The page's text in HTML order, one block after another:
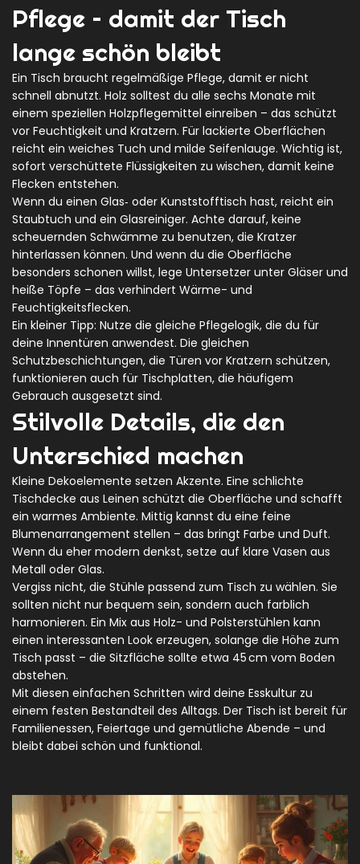
Pflege – damit der Tisch
lange schön bleibt
Ein Tisch braucht regelmäßige Pflege, damit er nicht
schnell abnutzt. Holz solltest du alle sechs Monate mit
einem speziellen Holzpflegemittel einreiben – das schützt
vor Feuchtigkeit und Kratzern. Für lackierte Oberflächen
reicht ein weiches Tuch und milde Seifenlauge. Wichtig ist,
sofort verschüttete Flüssigkeiten zu wischen, damit keine
Flecken entstehen.
Wenn du einen Glas‑ oder Kunststofftisch hast, reicht ein
Staubtuch und ein Glasreiniger. Achte darauf, keine
scheuernden Schwämme zu benutzen, die Kratzer
hinterlassen können. Und wenn du die Oberfläche
besonders schonen willst, lege Untersetzer unter Gläser und
heiße Töpfe – das verhindert Wärme- und
Feuchtigkeitsflecken.
Ein kleiner Tipp: Nutze die gleiche Pflegelogik, die du für
deine Innentüren anwendest. Die gleichen
Schutzbeschichtungen, die Türen vor Kratzern schützen,
funktionieren auch für Tischplatten, die häufigem
Gebrauch ausgesetzt sind.
Stilvolle Details, die den
Unterschied machen
Kleine Dekoelemente setzen Akzente. Eine schlichte
Tischdecke aus Leinen schützt die Oberfläche und schafft
ein warmes Ambiente. Mittig kannst du eine feine
Blumenarrangement stellen – das bringt Farbe und Duft.
Wenn du eher modern denkst, setze auf klare Vasen aus
Metall oder Glas.
Vergiss nicht, die Stühle passend zum Tisch zu wählen. Sie
sollten nicht nur bequem sein, sondern auch farblich
harmonieren. Ein Mix aus Holz- und Polsterstühlen kann
einen interessanten Look erzeugen, solange die Höhe zum
Tisch passt – die Sitzfläche sollte etwa 45 cm vom Boden
abstehen.
Mit diesen einfachen Schritten wird deine Esskultur zu
einem festen Bestandteil des Alltags. Der Tisch ist bereit für
Familienessen, Feiertage und gemütliche Abende – und
bleibt dabei schön und funktional.